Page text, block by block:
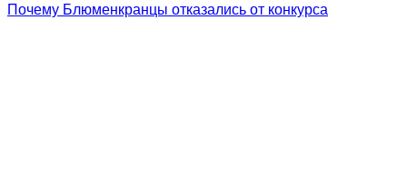
Почему Блюменкранцы отказались от конкурса